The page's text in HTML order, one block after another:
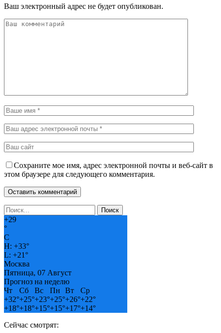
Ваш электронный адрес не будет опубликован.
Сохраните мое имя, адрес электронной почты и веб-сайт в
этом браузере для следующего комментария.
+29
°
C
H: +33°
L: +21°
Москва
Пятница, 07 Август
Прогноз на неделю
Чт
Сб Вс Пн Вт
Ср
+32°+25°+23°+25°+26°+22°
+18°+18°+15°+15°+17°+14°
Сейчас смотрят: